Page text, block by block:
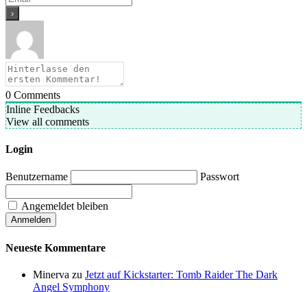
0 Comments
Inline Feedbacks
View all comments
Login
Benutzername Passwort
Angemeldet bleiben
Neueste Kommentare
Minerva zu Jetzt auf Kickstarter: Tomb Raider The Dark
Angel Symphony